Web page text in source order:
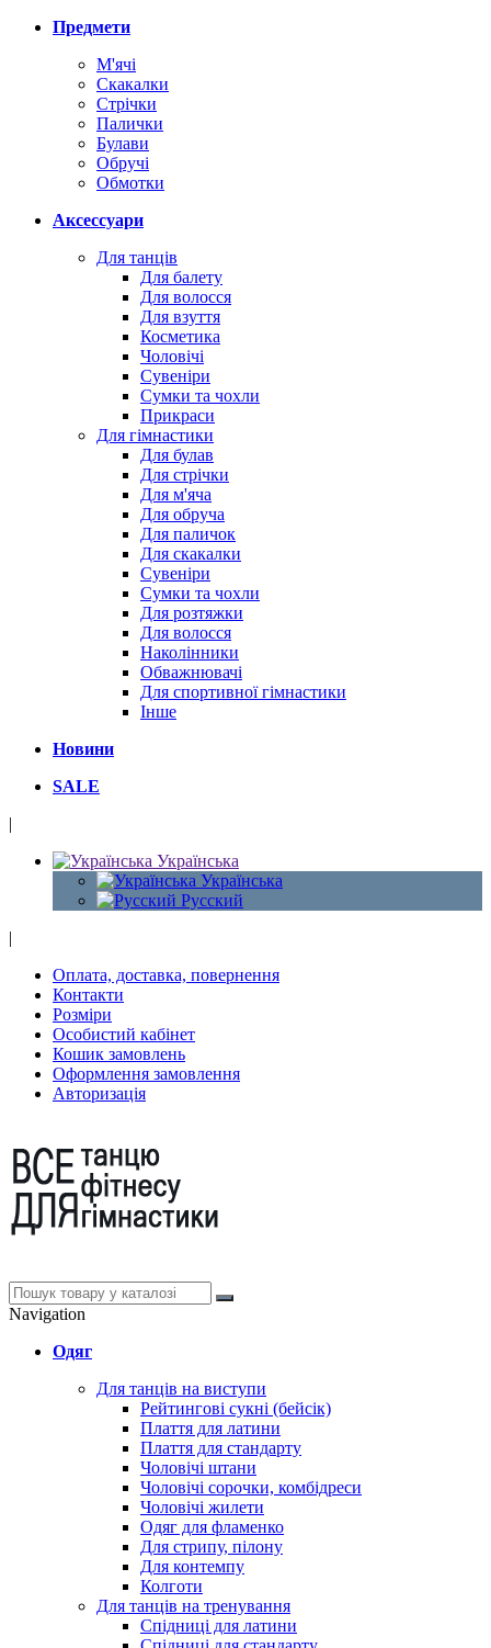
Предмети
М'ячі
Скакалки
Стрічки
Палички
Булави
Обручі
Обмотки
Аксессуари
Для танців
Для балету
Для волосся
Для взуття
Косметика
Чоловічі
Сувеніри
Сумки та чохли
Прикраси
Для гімнастики
Для булав
Для стрічки
Для м'яча
Для обруча
Для паличок
Для скакалки
Сувеніри
Сумки та чохли
Для розтяжки
Для волосся
Наколінники
Обважнювачі
Для спортивної гімнастики
Інше
Новини
SALE
|
Українська
Українська
Русский
|
Оплата, доставка, повернення
Контакти
Розміри
Особистий кабінет
Кошик замовлень
Оформлення замовлення
Авторизація
Navigation
Одяг
Для танців на виступи
Рейтингові сукні (бейсік)
Плаття для латини
Плаття для стандарту
Чоловічі штани
Чоловічі сорочки, комбідреси
Чоловічі жилети
Одяг для фламенко
Для стрипу, пілону
Для контемпу
Колготи
Для танців на тренування
Спідниці для латини